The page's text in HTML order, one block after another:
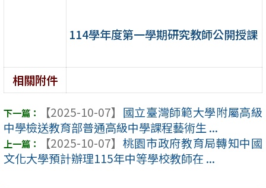
114學年度第一學期研究教師公開授課
相關附件
【2025-10-07】 國立臺灣師範大學附屬高級
中學檢送教育部普通高級中學課程藝術生 ...
【2025-10-07】 桃園市政府教育局轉知中國
文化大學預計辦理115年中等學校教師在 ...